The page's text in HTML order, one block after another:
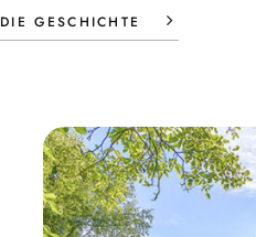
DIE GESCHICHTE